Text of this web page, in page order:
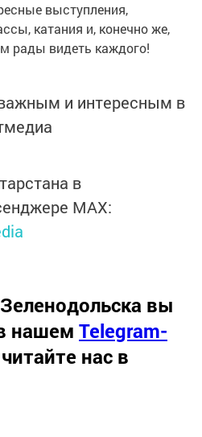
выступления,
катания и, конечно же,
рады видеть каждого!
и интересным в
в
MАХ:
вы
нашем Telegram-
нас в